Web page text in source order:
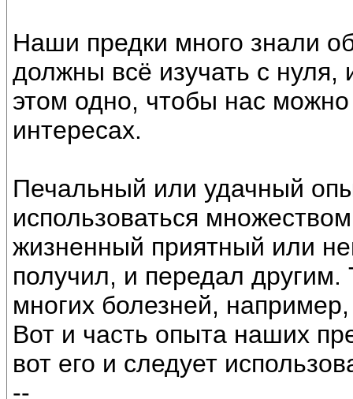
Наши предки много знали
должны всё изучать с нуля,
этом одно, чтобы нас
интересах.
Печальный или удачный
использоваться
жизненный приятный или
получил, и передал другим.
многих болезней, например,
Вот и часть опыта наших
вот его и следует
--